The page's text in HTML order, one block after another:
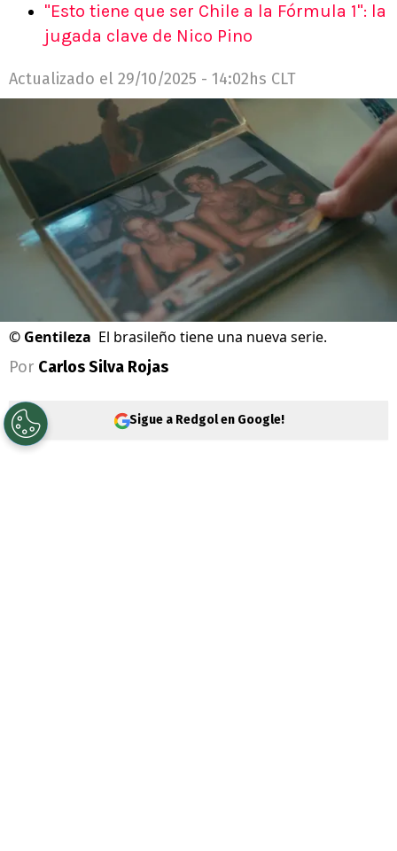
"Esto tiene que ser Chile a la Fórmula 1": la
jugada clave de Nico Pino
Actualizado el 29/10/2025 - 14:02hs CLT
© Gentileza El brasileño tiene una nueva serie.
Por Carlos Silva Rojas
Sigue a Redgol en Google!